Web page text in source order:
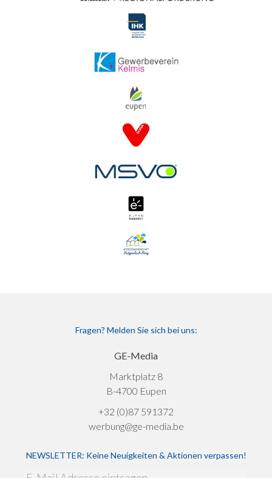
Fragen? Melden Sie sich bei uns:
GE-Media
Marktplatz 8
B-4700 Eupen
+32 (0)87 591372
werbung@ge-media.be
NEWSLETTER: Keine Neuigkeiten & Aktionen verpassen!